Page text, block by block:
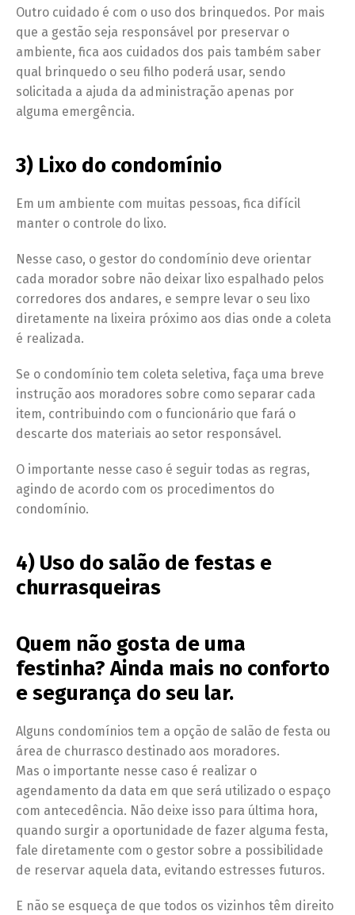
Outro cuidado é com o uso dos brinquedos. Por mais
que a gestão seja responsável por preservar o
ambiente, fica aos cuidados dos pais também saber
qual brinquedo o seu filho poderá usar, sendo
solicitada a ajuda da administração apenas por
alguma emergência.
3) Lixo do condomínio
Em um ambiente com muitas pessoas, fica difícil
manter o controle do lixo.
Nesse caso, o gestor do condomínio deve orientar
cada morador sobre não deixar lixo espalhado pelos
corredores dos andares, e sempre levar o seu lixo
diretamente na lixeira próximo aos dias onde a coleta
é realizada.
Se o condomínio tem coleta seletiva, faça uma breve
instrução aos moradores sobre como separar cada
item, contribuindo com o funcionário que fará o
descarte dos materiais ao setor responsável.
O importante nesse caso é seguir todas as regras,
agindo de acordo com os procedimentos do
condomínio.
4) Uso do salão de festas e
churrasqueiras
Quem não gosta de uma
festinha? Ainda mais no conforto
e segurança do seu lar.
Alguns condomínios tem a opção de salão de festa ou
área de churrasco destinado aos moradores.
Mas o importante nesse caso é realizar o
agendamento da data em que será utilizado o espaço
com antecedência. Não deixe isso para última hora,
quando surgir a oportunidade de fazer alguma festa,
fale diretamente com o gestor sobre a possibilidade
de reservar aquela data, evitando estresses futuros.
E não se esqueça de que todos os vizinhos têm direito